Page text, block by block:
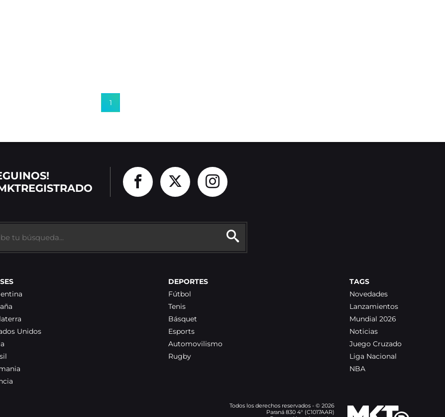
1
Unidos
DEPORTES
Fútbol
Tenis
Básquet
Esports
Automovilismo
Rugby
TAGS
Novedades
Lanzamientos
Mundial 2026
Noticias
Juego Cruzado
Liga Nacional
NBA
Todos los derechos reservados - © 2026
Paraná 830 4° (C1017AAR)